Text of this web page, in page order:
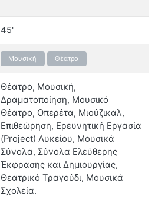
45'
Μουσική Θέατρο
Θέατρο, Μουσική,
Δραματοποίηση, Μουσικό
Θέατρο, Οπερέτα, Μιούζικαλ,
Επιθεώρηση, Ερευνητική Εργασία
(Project) Λυκείου, Μουσικά
Σύνολα, Σύνολα Ελεύθερης
Έκφρασης και Δημιουργίας,
Θεατρικό Τραγούδι, Μουσικά
Σχολεία.